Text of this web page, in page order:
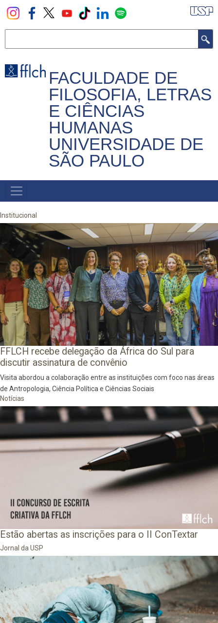
Pular
para
principal
FACULDADE DE
FILOSOFIA, LETRAS
E CIÊNCIAS
HUMANAS
UNIVERSIDADE DE
SÃO PAULO
NAVEGADOR
PRINCIPAL
Institucional
FFLCH recebe delegação da África do Sul para
discutir assinatura de convênio
Visita abordou a colaboração entre as instituições com foco nas áreas
de Antropologia, Ciência Política e Ciências Sociais
Notícias
Estão abertas as inscrições para o II ConTextar
Jornal da USP